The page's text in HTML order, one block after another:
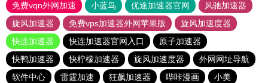
免费vqn外网加速
小蓝鸟 优途加速器官网
风驰加速器
旋风加速器
免费vps加速器外网苹果版
旋风加速度器
快连加速器
快连加速器官网入口
原子加速器
快鸭加速器
快柠檬加速器 旋风加速度器
外网网址导航
软件中心
雷霆加速 狂飙加速器 哔咔漫画
小美